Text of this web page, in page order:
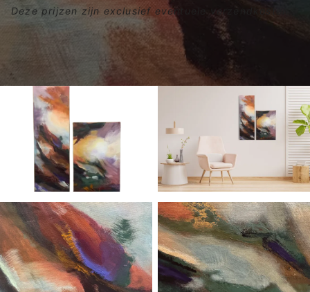
Deze prijzen zijn exclusief eventuele verzendkosten